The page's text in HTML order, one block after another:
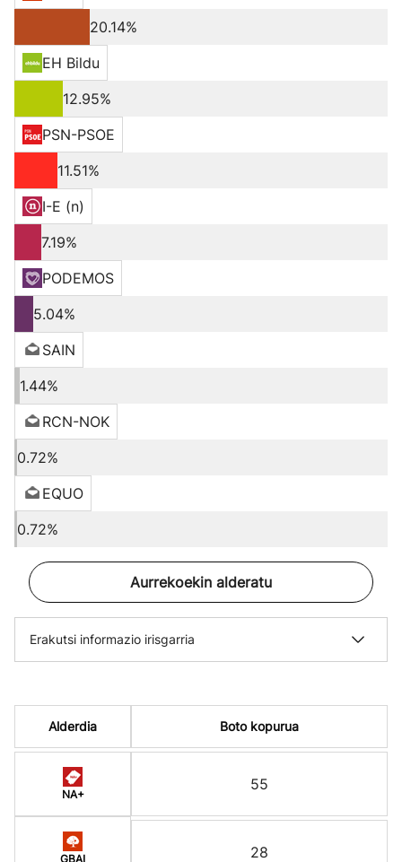
20.14%
EH Bildu
12.95%
PSN-PSOE
11.51%
I-E (n)
7.19%
PODEMOS
5.04%
SAIN
1.44%
RCN-NOK
0.72%
EQUO
0.72%
Aurrekoekin alderatu
Erakutsi informazio irisgarria
Alderdia
NA+
GBAI
Boto kopurua
55
28